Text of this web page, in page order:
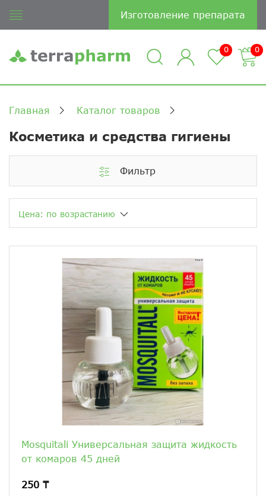
Изготовление препарата
0 0
Главная Каталог товаров
Косметика и средства гигиены
Фильтр
Цена: по возрастанию
Mosquitali Универсальная защита жидкость
от комаров 45 дней
250 ₸